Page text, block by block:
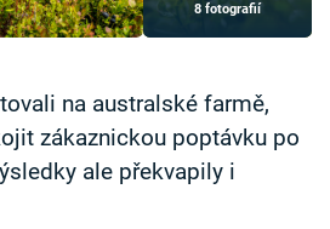
8 fotografií
na australské farmě,
zákaznickou poptávku po
ale překvapily i